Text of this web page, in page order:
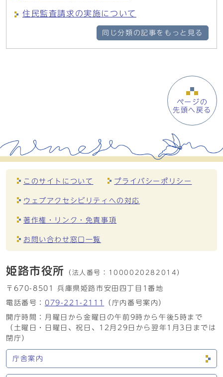
住民監査請求の実施について
同じ分類の記事をもっと見る
ページの
先頭へ戻る
このサイトについて プライバシーポリシー
ウェブアクセシビリティへの対応
著作権・リンク・免責事項
お問い合わせ窓口一覧
姫路市役所 （法人番号： 1000020282014）
〒670-8501 兵庫県姫路市安田四丁目1番地
電話番号： 079-221-2111
（庁内番号案内）
開庁時間：月曜日から金曜日の午前9時から午後5時まで
（土曜日・日曜日、祝日、12月29日から翌年1月3日までは
閉庁）
庁舎案内